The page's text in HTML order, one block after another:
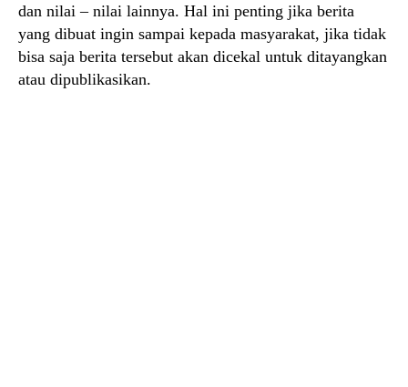
dan nilai – nilai lainnya. Hal ini penting jika berita
yang dibuat ingin sampai kepada masyarakat, jika tidak
bisa saja berita tersebut akan dicekal untuk ditayangkan
atau dipublikasikan.